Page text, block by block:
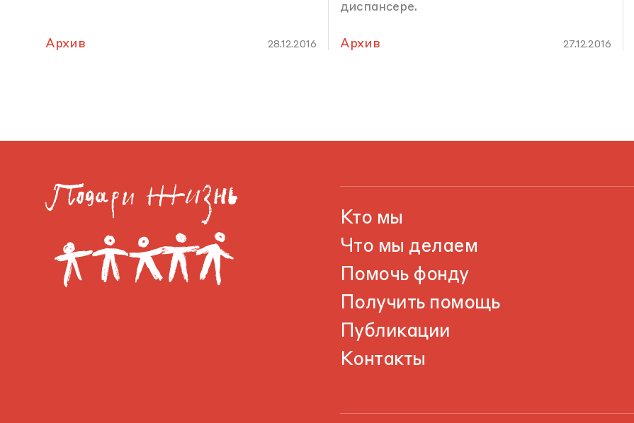
Архив 28.12.2016
диспансере.
Архив 27.12.2016
Кто мы
Что мы делаем
Помочь фонду
Получить помощь
Публикации
Контакты